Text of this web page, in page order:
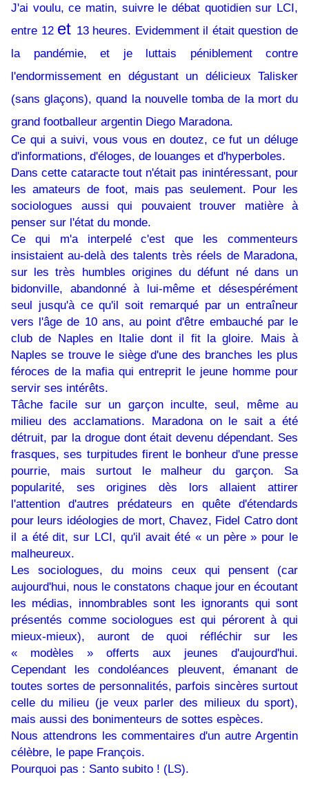
J'ai voulu, ce matin, suivre le débat quotidien sur LCI,
entre 12 et 13 heures. Evidemment il était question de
la pandémie, et je luttais péniblement contre
l'endormissement en dégustant un délicieux Talisker
(sans glaçons), quand la nouvelle tomba de la mort du
grand footballeur argentin Diego Maradona.
Ce qui a suivi, vous vous en doutez, ce fut un déluge
d'informations, d'éloges, de louanges et d'hyperboles.
Dans cette cataracte tout n'était pas inintéressant, pour
les amateurs de foot, mais pas seulement. Pour les
sociologues aussi qui pouvaient trouver matière à
penser sur l'état du monde.
Ce qui m'a interpelé c'est que les commenteurs
insistaient au-delà des talents très réels de Maradona,
sur les très humbles origines du défunt né dans un
bidonville, abandonné à lui-même et désespérément
seul jusqu'à ce qu'il soit remarqué par un entraîneur
vers l'âge de 10 ans, au point d'être embauché par le
club de Naples en Italie dont il fit la gloire. Mais à
Naples se trouve le siège d'une des branches les plus
féroces de la mafia qui entreprit le jeune homme pour
servir ses intérêts.
Tâche facile sur un garçon inculte, seul, même au
milieu des acclamations. Maradona on le sait a été
détruit, par la drogue dont était devenu dépendant. Ses
frasques, ses turpitudes firent le bonheur d'une presse
pourrie, mais surtout le malheur du garçon. Sa
popularité, ses origines dès lors allaient attirer
l'attention d'autres prédateurs en quête d'étendards
pour leurs idéologies de mort, Chavez, Fidel Catro dont
il a été dit, sur LCI, qu'il avait été « un père » pour le
malheureux.
Les sociologues, du moins ceux qui pensent (car
aujourd'hui, nous le constatons chaque jour en écoutant
les médias, innombrables sont les ignorants qui sont
présentés comme sociologues est qui pérorent à qui
mieux-mieux), auront de quoi réfléchir sur les
« modèles » offerts aux jeunes d'aujourd'hui.
Cependant les condoléances pleuvent, émanant de
toutes sortes de personnalités, parfois sincères surtout
celle du milieu (je veux parler des milieux du sport),
mais aussi des bonimenteurs de sottes espèces.
Nous attendrons les commentaires d'un autre Argentin
célèbre, le pape François.
Pourquoi pas : Santo subito ! (LS).